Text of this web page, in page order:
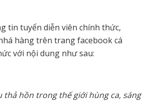
tin tuyển diễn viên chính thức,
hàng trên trang facebook cá
với nội dung như sau:
thả hồn trong thế giới hùng ca, sáng